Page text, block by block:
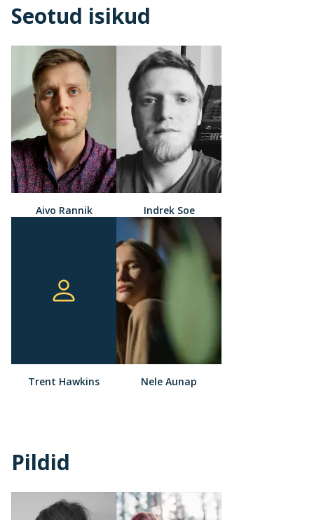
Seotud isikud
Aivo Rannik Indrek Soe
Trent Hawkins Nele Aunap
Pildid